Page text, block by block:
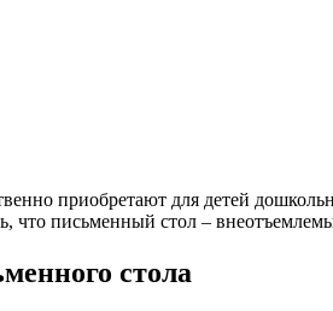
приобретают для детей
что письменный стол –
стола